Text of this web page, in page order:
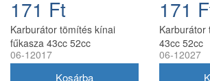
171 Ft
Karburátor tömítés kínai
fűkasza 43cc 52cc
06-12017
171
Karburátor
43cc 52cc
06-12027